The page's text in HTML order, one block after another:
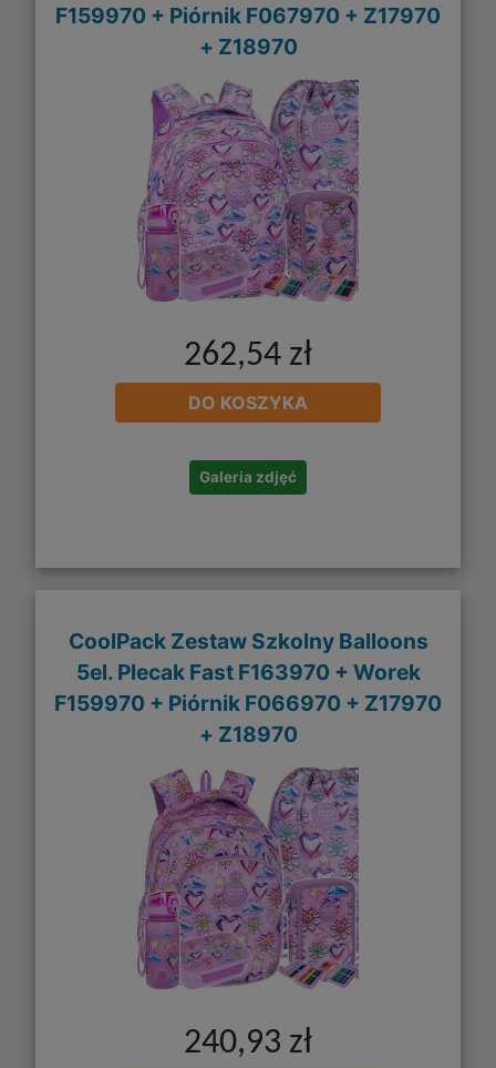
F159970 + Piórnik F067970 + Z17970
+ Z18970
262,54 zł
DO KOSZYKA
Galeria zdjęć
CoolPack Zestaw Szkolny Balloons
5el. Plecak Fast F163970 + Worek
F159970 + Piórnik F066970 + Z17970
+ Z18970
240,93 zł